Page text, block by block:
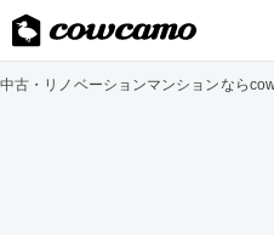
中古・リノベーションマンションなら